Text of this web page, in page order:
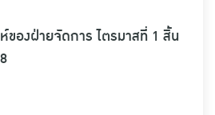
ของฝ่ายจัดการ ไตรมาสที่ 1 สิ้น